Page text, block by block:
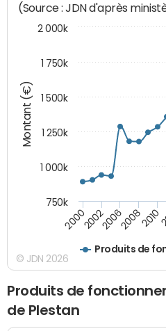
Montant (€)
(Source : JDN d'après
Produits de
20002002200620082010
750k
1 000k
1 250k
1 500k
1 750k
2 000k
© JDN 2026
Produits de
de Plestan